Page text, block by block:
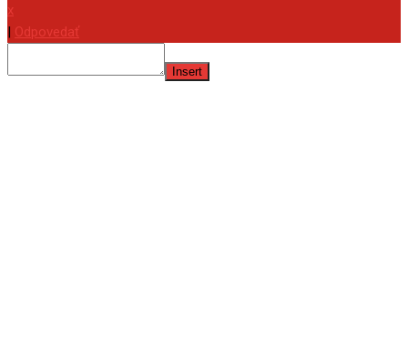
x
| Odpovedať
Insert